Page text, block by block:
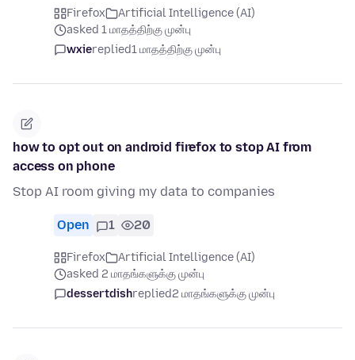
Firefox
Artificial Intelligence (AI)
asked 1 மாதத்திற்கு முன்பு
wxiereplied1 மாதத்திற்கு முன்பு
how to opt out on android firefox to stop AI from
access on phone
Stop AI room giving my data to companies
Open 1 20
Firefox
Artificial Intelligence (AI)
asked 2 மாதங்களுக்கு முன்பு
dessertdishreplied2 மாதங்களுக்கு முன்பு